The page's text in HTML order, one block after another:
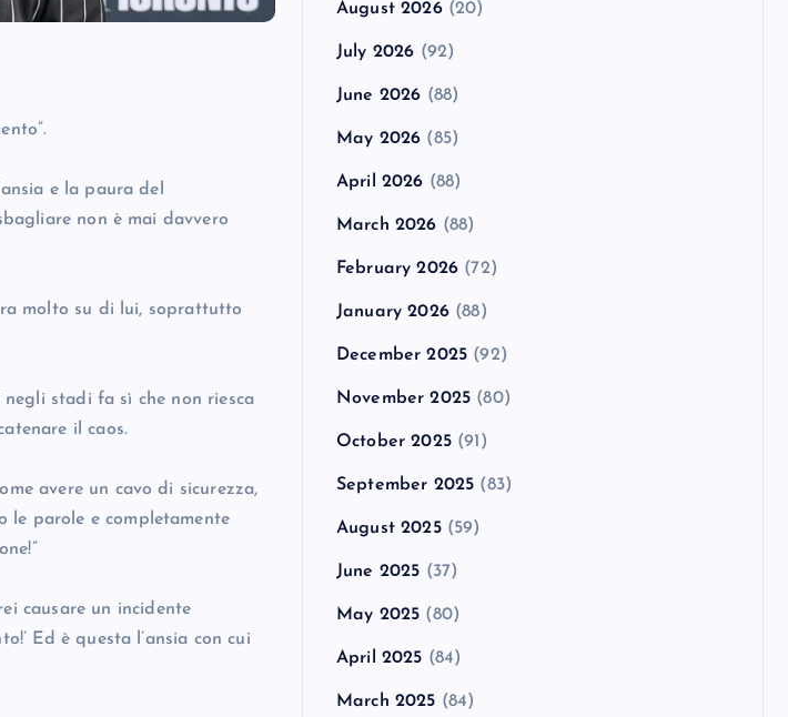
e la paura del
non è mai davvero
molto su di lui, soprattutto
stadi fa sì che non riesca
il caos.
avere un cavo di sicurezza,
le parole e completamente
causare un incidente
Ed è questa l’ansia con cui
August 2026(20)
July 2026 (92)
June 2026 (88)
May 2026 (85)
April 2026 (88)
March 2026 (88)
February 2026 (72)
January 2026(88)
December 2025 (92)
November 2025 (80)
October 2025(91)
September 2025 (83)
August 2025(59)
June 2025 (37)
May 2025 (80)
April 2025 (84)
March 2025 (84)